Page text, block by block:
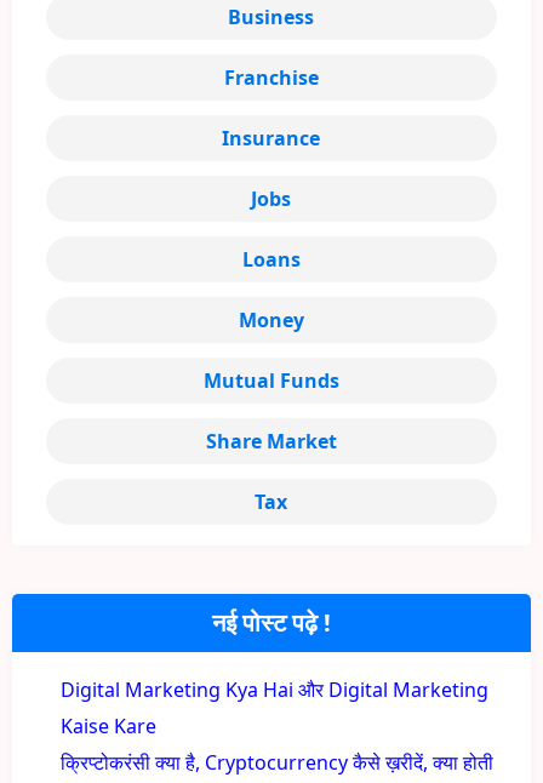
नई पोस्ट पढ़े !
Digital Marketing Kya Hai और Digital Marketing
Kaise Kare
क्रिप्टोकरंसी क्या है, Cryptocurrency कैसे ख़रीदें, क्या होती
Business
Franchise
Insurance
Jobs
Loans
Money
Mutual Funds
Share Market
Tax